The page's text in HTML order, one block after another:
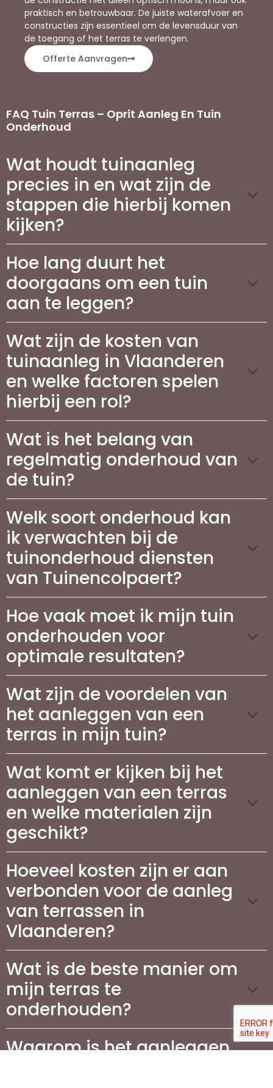
praktisch en betrouwbaar. De juiste waterafvoer en
constructies zijn essentieel om de levensduur van
de toegang of het terras te verlengen.
Offerte Aanvragen
FAQ Tuin Terras – Oprit Aanleg En Tuin
Onderhoud
Wat houdt tuinaanleg
precies in en wat zijn de
stappen die hierbij komen
kijken?
Hoe lang duurt het
doorgaans om een tuin
aan te leggen?
Wat zijn de kosten van
tuinaanleg in Vlaanderen
en welke factoren spelen
hierbij een rol?
Wat is het belang van
regelmatig onderhoud van
de tuin?
Welk soort onderhoud kan
ik verwachten bij de
tuinonderhoud diensten
van Tuinencolpaert?
Hoe vaak moet ik mijn tuin
onderhouden voor
optimale resultaten?
Wat zijn de voordelen van
het aanleggen van een
terras in mijn tuin?
Wat komt er kijken bij het
aanleggen van een terras
en welke materialen zijn
geschikt?
Hoeveel kosten zijn er aan
verbonden voor de aanleg
van terrassen in
Vlaanderen?
Wat is de beste manier om
mijn terras te
onderhouden?
Waarom is het aanleggen